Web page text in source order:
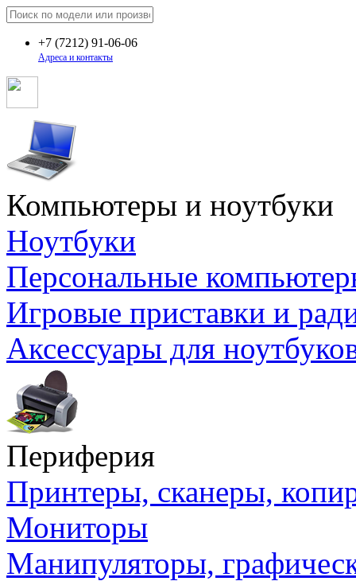
+7 (7212) 91-06-06
Адреса и контакты
Компьютеры и ноутбуки
Ноутбуки
Персональные
Игровые приставки и
Аксессуары для
Периферия
Принтеры, сканеры,
Мониторы
Манипуляторы,